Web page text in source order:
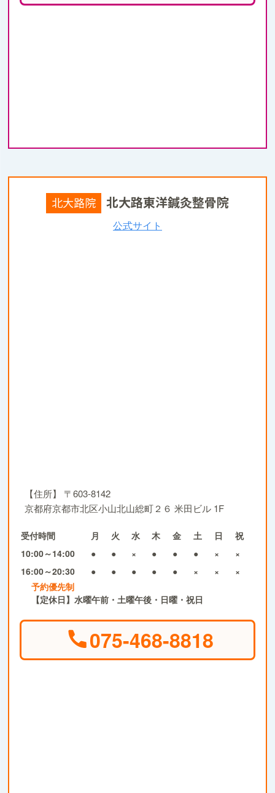
北大路院 北大路東洋鍼灸整骨院
公式サイト
【住所】
〒603-8142
京都府京都市北区小山北山総町２６ 米田ビル 1F
受付時間 月 火 水 木 金 土 日
祝
10:00～14:00
● ● × ● ● ● ×
×
16:00～20:30
● ● ● ● ● × ×
×
予約優先制
【定休日】水曜午前・土曜午後・日曜・祝日
075-468-8818